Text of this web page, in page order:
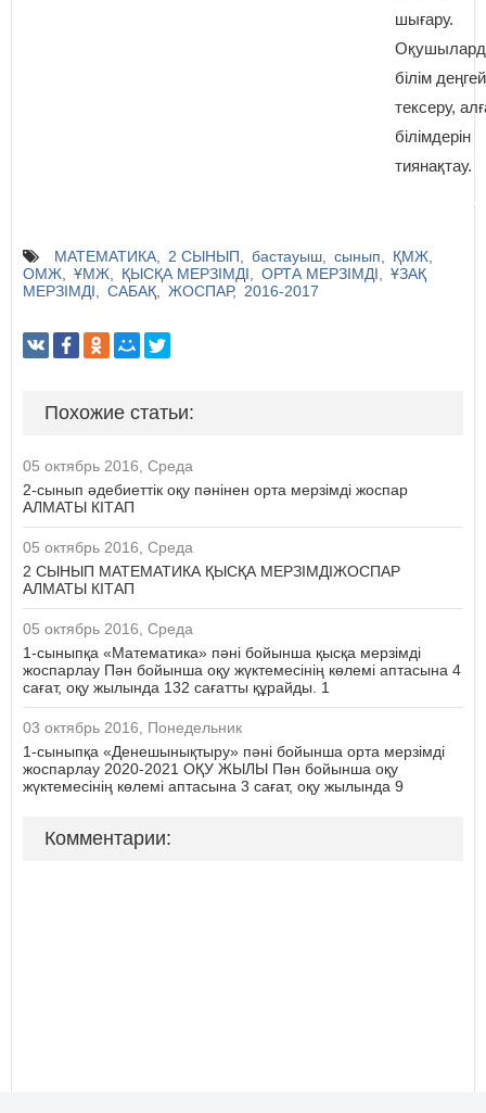
шығару.
білім
тексеру,
білімдерін
тиянақтау.
МАТЕМАТИКА 2 СЫНЫП бастауыш сынып
ҚМЖ
ОМЖ
ҰМЖ ҚЫСҚА МЕРЗІМДІ ОРТА МЕРЗІМДІ
ҰЗАҚ
МЕРЗІМДІ
САБАҚ ЖОСПАР 2016-2017
Похожие статьи:
05 октябрь 2016, Среда
2-сынып әдебиеттік оқу пәнінен орта мерзімді жоспар
АЛМАТЫ КІТАП
05 октябрь 2016, Среда
2 СЫНЫП МАТЕМАТИКА ҚЫСҚА МЕРЗІМДІЖОСПАР
АЛМАТЫ КІТАП
05 октябрь 2016, Среда
1-сыныпқа «Математика» пәні бойынша қысқа мерзімді
жоспарлау Пән бойынша оқу жүктемесінің көлемі аптасына 4
сағат, оқу жылында 132 сағатты құрайды. 1
03 октябрь 2016, Понедельник
1-сыныпқа «Денешынықтыру» пәні бойынша орта мерзімді
жоспарлау 2020-2021 ОҚУ ЖЫЛЫ Пән бойынша оқу
жүктемесінің көлемі аптасына 3 сағат, оқу жылында 9
Комментарии: